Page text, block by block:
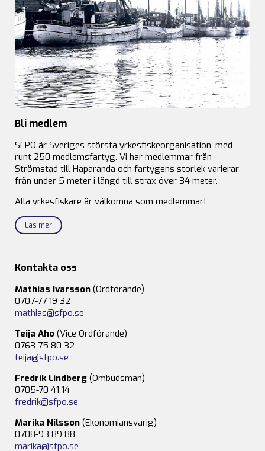
Bli medlem
SFPO är Sveriges största yrkesfiskeorganisation, med
runt 250 medlemsfartyg. Vi har medlemmar från
Strömstad till Haparanda och fartygens storlek varierar
från under 5 meter i längd till strax över 34 meter.
Alla yrkesfiskare är välkomna som medlemmar!
Läs mer
Kontakta oss
Mathias Ivarsson (Ordförande)
0707-77 19 32
mathias@sfpo.se
Teija Aho (Vice Ordförande)
0763-75 80 32
teija@sfpo.se
Fredrik Lindberg (Ombudsman)
0705-70 41 14
fredrik@sfpo.se
Marika Nilsson (Ekonomiansvarig)
0708-93 89 88
marika@sfpo.se